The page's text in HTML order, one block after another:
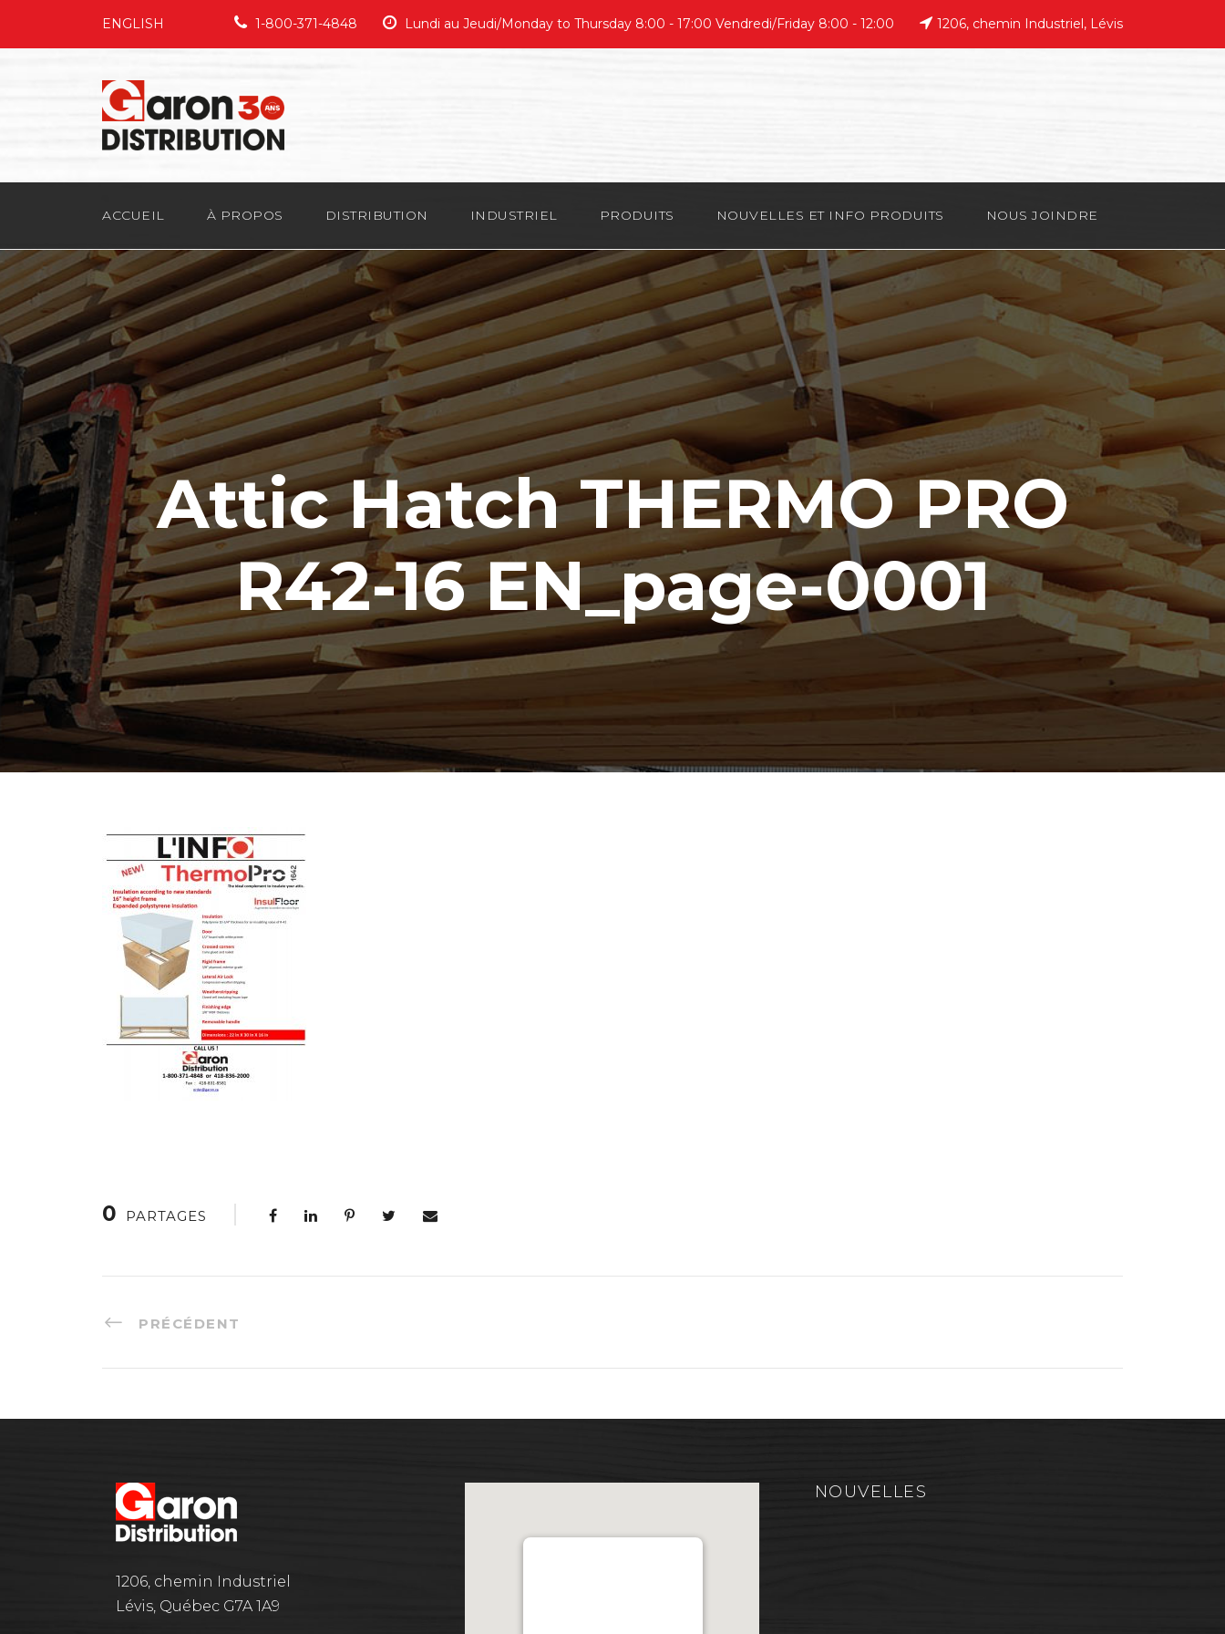
ENGLISH 1-800-371-4848 Lundi au Jeudi/Monday to Thursday 8:00 - 17:00 Vendredi/Friday 8:00 - 12:00 1206, chemin Industriel, Lévis
ACCUEIL À PROPOS DISTRIBUTION INDUSTRIEL PRODUITS NOUVELLES ET INFO PRODUITS NOUS JOINDRE
Attic Hatch THERMO PRO
R42-16 EN_page-0001
0 PARTAGES
PRÉCÉDENT
1206, chemin Industriel
Lévis, Québec G7A 1A9
NOUVELLES